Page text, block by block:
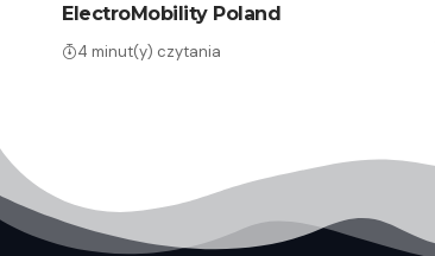
ElectroMobility Poland
4 minut(y) czytania